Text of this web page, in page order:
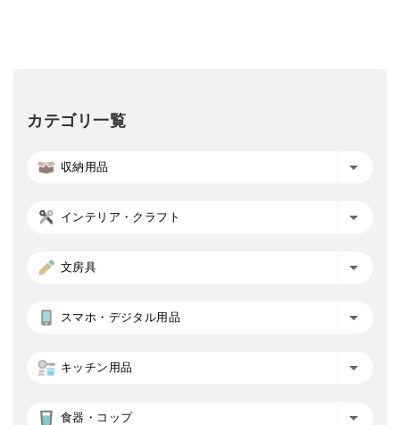
カテゴリ一覧
収納用品
インテリア・クラフト
文房具
スマホ・デジタル用品
キッチン用品
食器・コップ